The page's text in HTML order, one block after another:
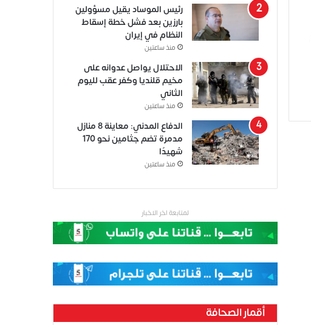
رئيس الموساد يقيل مسؤولين
بارزين بعد فشل خطة إسقاط
النظام في إيران
منذ ساعتين
الاحتلال يواصل عدوانه على
مخيم قلنديا وكفر عقب لليوم
الثاني
منذ ساعتين
الدفاع المدني: معاينة 8 منازل
مدمرة تضم جثامين نحو 170
شهيدًا
منذ ساعتين
لمتابعة اخر الاخبار
أقمار الصحافة